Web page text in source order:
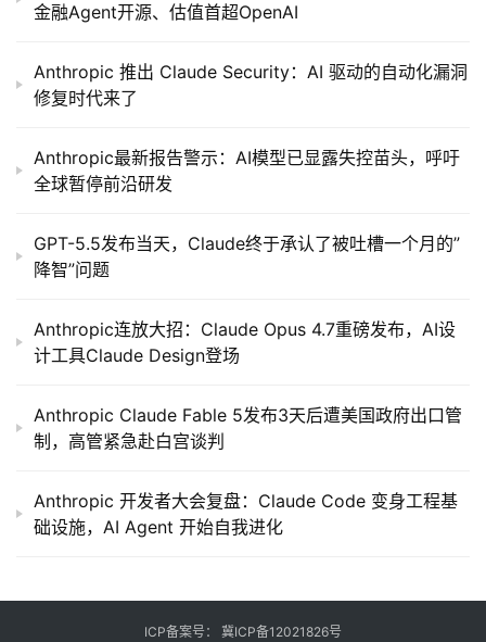
金融Agent开源、估值首超OpenAI
Anthropic 推出 Claude Security：AI 驱动的自动化漏洞
修复时代来了
Anthropic最新报告警示：AI模型已显露失控苗头，呼吁
全球暂停前沿研发
GPT-5.5发布当天，Claude终于承认了被吐槽一个月的”
降智”问题
Anthropic连放大招：Claude Opus 4.7重磅发布，AI设
计工具Claude Design登场
Anthropic Claude Fable 5发布3天后遭美国政府出口管
制，高管紧急赴白宫谈判
Anthropic 开发者大会复盘：Claude Code 变身工程基
础设施，AI Agent 开始自我进化
ICP备案号： 冀ICP备12021826号